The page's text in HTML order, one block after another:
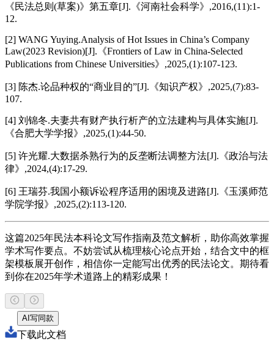
《民法总则(草案)》第五章[J].《河南社会科学》,2016,(11):1-
12.
[2] WANG Yuying.Analysis of Hot Issues in China’s Company
Law(2023 Revision)[J].《Frontiers of Law in China-Selected
Publications from Chinese Universities》,2025,(1):107-123.
[3] 陈杰.论品种权的“商业目的”[J].《知识产权》,2025,(7):83-
107.
[4] 刘锦冬.夫妻共有财产执行析产的立法建构与具体实施[J].
《合肥大学学报》,2025,(1):44-50.
[5] 许光耀.大数据杀熟行为的反垄断法调整方法[J].《政治与法
律》,2024,(4):17-29.
[6] 王瑞芬.我国小额诉讼程序适用的困境及进路[J].《玉溪师范
学院学报》,2025,(2):113-120.
这篇2025年民法本科论文写作指南及范文解析，助你高效掌握
学术写作要点。不妨尝试从梳理核心论点开始，结合文中的框
架模板展开创作，相信你一定能写出优秀的民法论文。期待看
到你在2025年学术道路上的精彩成果！
AI写同款
下载此文档